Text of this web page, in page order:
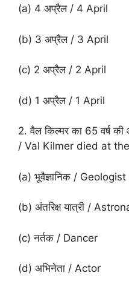
(a) 4 अप्रैल / 4 April
(b) 3 अप्रैल / 3 April
(c) 2 अप्रैल / 2 April
(d) 1 अप्रैल / 1 April
2. वैल किल्मर का 65 वर्ष
/ Val Kilmer died at
(a) भूवैज्ञानिक / Geologist
(b) अंतरिक्ष यात्री /
(c) नर्तक / Dancer
(d) अभिनेता / Actor